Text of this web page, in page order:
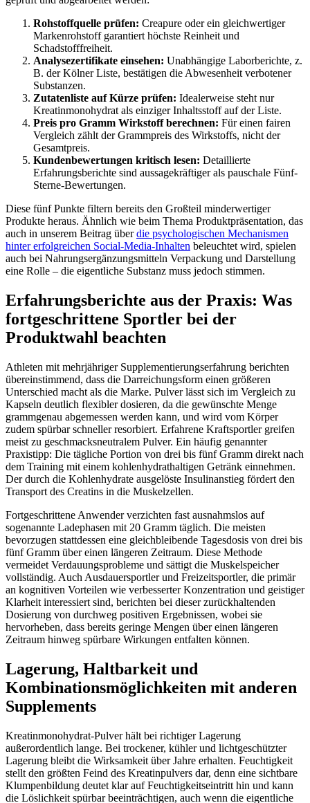
Rohstoffquelle prüfen: Creapure oder ein gleichwertiger
Markenrohstoff garantiert höchste Reinheit und
Schadstofffreiheit.
Analysezertifikate einsehen: Unabhängige Laborberichte, z.
B. der Kölner Liste, bestätigen die Abwesenheit verbotener
Substanzen.
Zutatenliste auf Kürze prüfen: Idealerweise steht nur
Kreatinmonohydrat als einziger Inhaltsstoff auf der Liste.
Preis pro Gramm Wirkstoff berechnen: Für einen fairen
Vergleich zählt der Grammpreis des Wirkstoffs, nicht der
Gesamtpreis.
Kundenbewertungen kritisch lesen: Detaillierte
Erfahrungsberichte sind aussagekräftiger als pauschale Fünf-
Sterne-Bewertungen.
Diese fünf Punkte filtern bereits den Großteil minderwertiger
Produkte heraus. Ähnlich wie beim Thema Produktpräsentation, das
auch in unserem Beitrag überdie psychologischen Mechanismen
hinter erfolgreichen Social-Media-Inhalten beleuchtet wird, spielen
auch bei Nahrungsergänzungsmitteln Verpackung und Darstellung
eine Rolle – die eigentliche Substanz muss jedoch stimmen.
Erfahrungsberichte aus der Praxis: Was
fortgeschrittene Sportler bei der
Produktwahl beachten
Athleten mit mehrjähriger Supplementierungserfahrung berichten
übereinstimmend, dass die Darreichungsform einen größeren
Unterschied macht als die Marke. Pulver lässt sich im Vergleich zu
Kapseln deutlich flexibler dosieren, da die gewünschte Menge
grammgenau abgemessen werden kann, und wird vom Körper
zudem spürbar schneller resorbiert. Erfahrene Kraftsportler greifen
meist zu geschmacksneutralem Pulver. Ein häufig genannter
Praxistipp: Die tägliche Portion von drei bis fünf Gramm direkt nach
dem Training mit einem kohlenhydrathaltigen Getränk einnehmen.
Der durch die Kohlenhydrate ausgelöste Insulinanstieg fördert den
Transport des Creatins in die Muskelzellen.
Fortgeschrittene Anwender verzichten fast ausnahmslos auf
sogenannte Ladephasen mit 20 Gramm täglich. Die meisten
bevorzugen stattdessen eine gleichbleibende Tagesdosis von drei bis
fünf Gramm über einen längeren Zeitraum. Diese Methode
vermeidet Verdauungsprobleme und sättigt die Muskelspeicher
vollständig. Auch Ausdauersportler und Freizeitsportler, die primär
an kognitiven Vorteilen wie verbesserter Konzentration und geistiger
Klarheit interessiert sind, berichten bei dieser zurückhaltenden
Dosierung von durchweg positiven Ergebnissen, wobei sie
hervorheben, dass bereits geringe Mengen über einen längeren
Zeitraum hinweg spürbare Wirkungen entfalten können.
Lagerung, Haltbarkeit und
Kombinationsmöglichkeiten mit anderen
Supplements
Kreatinmonohydrat-Pulver hält bei richtiger Lagerung
außerordentlich lange. Bei trockener, kühler und lichtgeschützter
Lagerung bleibt die Wirksamkeit über Jahre erhalten. Feuchtigkeit
stellt den größten Feind des Kreatinpulvers dar, denn eine sichtbare
Klumpenbildung deutet klar auf Feuchtigkeitseintritt hin und kann
die Löslichkeit spürbar beeinträchtigen, auch wenn die eigentliche